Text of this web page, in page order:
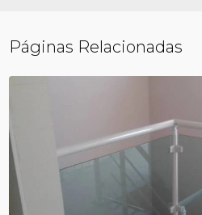
Páginas Relacionadas